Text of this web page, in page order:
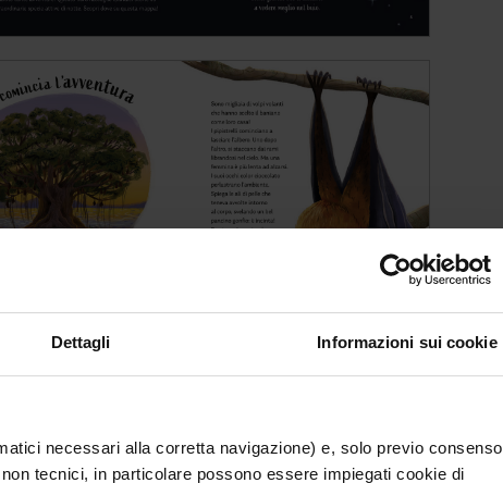
Dettagli Informazioni sui cookie
necessari alla corretta navigazione) e, solo previo consenso
tecnici, in particolare possono essere impiegati cookie di